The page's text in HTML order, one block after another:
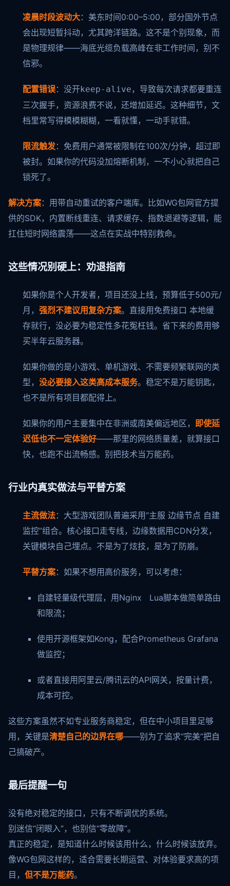
凌晨时段波动大：美东时间0:00–5:00，部分国外节点
会出现短暂抖动，尤其跨洋链路。这不是个别现象，而
是物理规律——海底光缆负载高峰在非工作时间，别不
信邪。
配置错误：没开keep-alive ，导致每次请求都要重连
三次握手，资源浪费不说，还增加延迟。这种细节，文
档里常写得模模糊糊，一看就懂，一动手就错。
限流触发：免费用户通常被限制在100次/分钟，超过即
被封。如果你的代码没加熔断机制，一不小心就把自己
锁死了。
解决方案：用带自动重试的客户端库。比如WG包网官方提
供的SDK，内置断线重连、请求缓存、指数退避等逻辑，能
扛住短时网络震荡——这点在实战中特别救命。
这些情况别硬上：劝退指南
如果你是个人开发者，项目还没上线，预算低于500元/
月， 强烈不建议用复杂方案。直接用免费接口 本地缓
存就行，没必要为稳定性多花冤枉钱。省下来的费用够
买半年云服务器。
如果你做的是小游戏、单机游戏、不需要频繁联网的类
型， 没必要接入这类高成本服务。稳定不是万能钥匙，
也不是所有项目都配得上。
如果你的用户主要集中在非洲或南美偏远地区， 即使延
迟低也不一定体验好——那里的网络质量差，就算接口
快，也跑不出流畅感。别把技术当万能药。
行业内真实做法与平替方案
主流做法：大型游戏团队普遍采用“主服 边缘节点 自建
监控”组合。核心接口走专线，边缘数据用CDN分发，
关键模块自己埋点。不是为了炫技，是为了防崩。
平替方案：如果不想用高价服务，可以考虑：
自建轻量级代理层，用Nginx Lua脚本做简单路由
和限流；
使用开源框架如Kong，配合Prometheus Grafana
做监控；
或者直接用阿里云/腾讯云的API网关，按量计费，
成本可控。
这些方案虽然不如专业服务商稳定，但在中小项目里足够
用，关键是清楚自己的边界在哪——别为了追求“完美”把自
己搞破产。
最后提醒一句
没有绝对稳定的接口，只有不断调优的系统。
别迷信“闭眼入”，也别信“零故障”。
真正的稳定，是知道什么时候该用什么，什么时候该放弃。
像WG包网这样的，适合需要长期运营、对体验要求高的项
目， 但不是万能药。